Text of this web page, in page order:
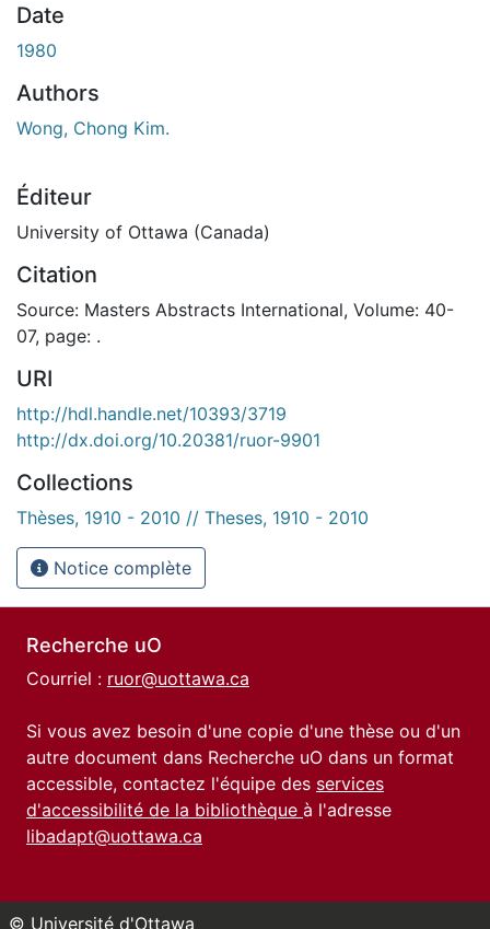
Date
1980
Authors
Wong, Chong Kim.
Éditeur
University of Ottawa (Canada)
Citation
Source: Masters Abstracts International, Volume: 40-
07, page: .
URI
http://hdl.handle.net/10393/3719
http://dx.doi.org/10.20381/ruor-9901
Collections
Thèses, 1910 - 2010 // Theses, 1910 - 2010
Notice complète
Recherche uO
Courriel : ruor@uottawa.ca
Si vous avez besoin d'une copie d'une thèse ou d'un
autre document dans Recherche uO dans un format
accessible, contactez l'équipe des services
d'accessibilité de la bibliothèque à l'adresse
libadapt@uottawa.ca
© Université d'Ottawa